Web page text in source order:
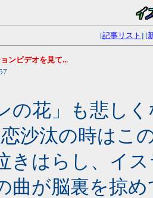
[記事リスト ] [
ンビデオを見て...
の花」も悲し
沙汰の時はこ
きはらし、イ
曲が脳裏を掠